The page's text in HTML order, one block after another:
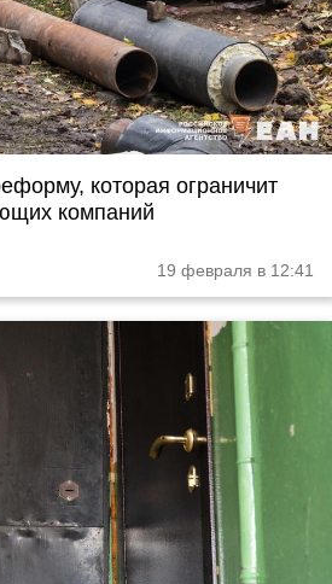
которая ограничит
компаний
19 февраля в 12:41